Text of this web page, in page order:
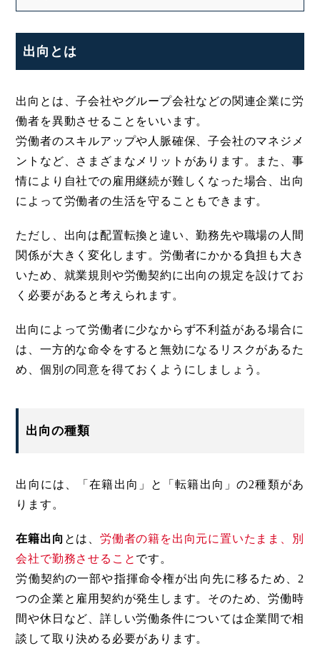
出向とは
出向とは、子会社やグループ会社などの関連企業に労
働者を異動させることをいいます。
労働者のスキルアップや人脈確保、子会社のマネジメ
ントなど、さまざまなメリットがあります。また、事
情により自社での雇用継続が難しくなった場合、出向
によって労働者の生活を守ることもできます。
ただし、出向は配置転換と違い、勤務先や職場の人間
関係が大きく変化します。労働者にかかる負担も大き
いため、就業規則や労働契約に出向の規定を設けてお
く必要があると考えられます。
出向によって労働者に少なからず不利益がある場合に
は、一方的な命令をすると無効になるリスクがあるた
め、個別の同意を得ておくようにしましょう。
出向の種類
出向には、「在籍出向」と「転籍出向」の2種類があ
ります。
在籍出向 とは、 労働者の籍を出向元に置いたまま、別
会社で勤務させること です。
労働契約の一部や指揮命令権が出向先に移るため、2
つの企業と雇用契約が発生します。そのため、労働時
間や休日など、詳しい労働条件については企業間で相
談して取り決める必要があります。